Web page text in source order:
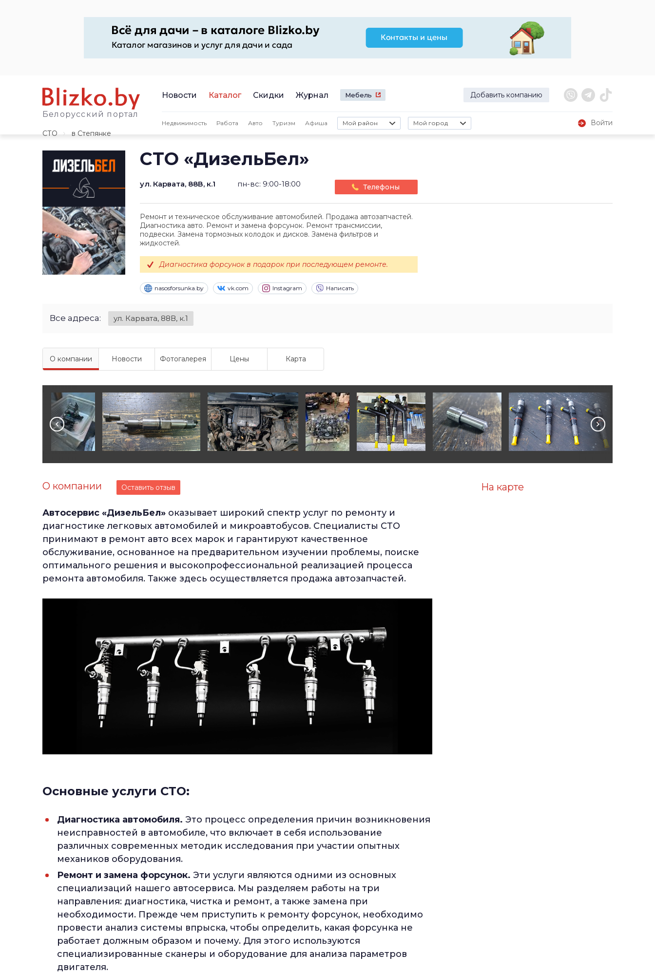
Белорусский портал
Новости Каталог Скидки Журнал Мебель Добавить компанию
Недвижимость Работа Авто Туризм Афиша Мой район Мой город
Войти
СТО
в Степянке
СТО «ДизельБел»
ул. Карвата, 88В, к.1 пн-вс: 9:00-18:00 Телефоны
Ремонт и техническое обслуживание автомобилей. Продажа автозапчастей.
Диагностика авто. Ремонт и замена форсунок. Ремонт трансмиссии,
подвески. Замена тормозных колодок и дисков. Замена фильтров и
жидкостей.
Диагностика форсунок в подарок при последующем ремонте.
nasosforsunka.by vk.com Instagram Написать
Все адреса: ул. Карвата, 88В, к.1
О компании Новости Фотогалерея Цены Карта
О компании Оставить отзыв
Автосервис «ДизельБел» оказывает широкий спектр услуг по ремонту и
диагностике легковых автомобилей и микроавтобусов. Специалисты СТО
принимают в ремонт авто всех марок и гарантируют качественное
обслуживание, основанное на предварительном изучении проблемы, поиске
оптимального решения и высокопрофессиональной реализацией процесса
ремонта автомобиля. Также здесь осуществляется продажа автозапчастей.
Основные услуги СТО:
Диагностика автомобиля. Это процесс определения причин возникновения
неисправностей в автомобиле, что включает в себя использование
различных современных методик исследования при участии опытных
механиков оборудования.
Ремонт и замена форсунок. Эти услуги являются одними из основных
специализаций нашего автосервиса. Мы разделяем работы на три
направления: диагностика, чистка и ремонт, а также замена при
необходимости. Прежде чем приступить к ремонту форсунок, необходимо
провести анализ системы впрыска, чтобы определить, какая форсунка не
работает должным образом и почему. Для этого используются
специализированные сканеры и оборудование для анализа параметров
двигателя.
На карте